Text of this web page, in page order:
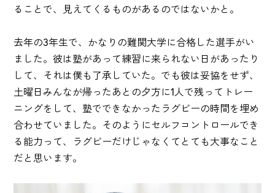
ることで、見えてくるものがあるのではないかと。
去年の3年生で、かなりの難関大学に合格した選手がい
ました。彼は塾があって練習に来られない日があったり
して、それは僕も了承していた。でも彼は妥協をせず、
土曜日みんなが帰ったあとの夕方に1人で残ってトレー
ニングをして、塾でできなかったラグビーの時間を埋め
合わせていました。そのようにセルフコントロールでき
る能力って、ラグビーだけじゃなくてとても大事なこと
だと思います。